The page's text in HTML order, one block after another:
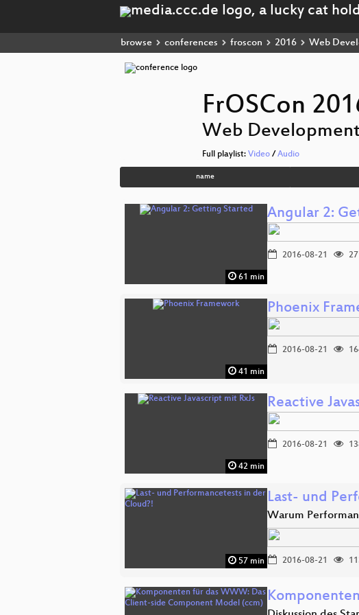
browse conferences froscon 2016 Web
FrOSCon
Web Development
Full playlist: Video / Audio
name
61 min
Angular 2:
2016-08-21
41 min
Phoenix
2016-08-21
42 min
Reactive
2016-08-21
57 min
Last- und
Warum
2016-08-21